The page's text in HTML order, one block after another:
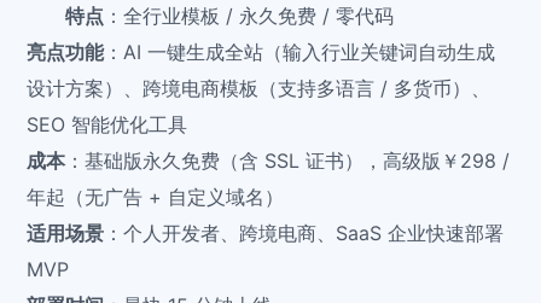
特点 ：全行业模板 / 永久免费 / 零代码
亮点功能：AI 一键生成全站（输入行业关键词自动生成
设计方案）、跨境电商模板（支持多语言 / 多货币）、
SEO 智能优化工具
成本：基础版永久免费（含 SSL 证书），高级版￥298 /
年起（无广告 + 自定义域名）
适用场景 ：个人开发者、跨境电商、SaaS 企业快速部署
MVP